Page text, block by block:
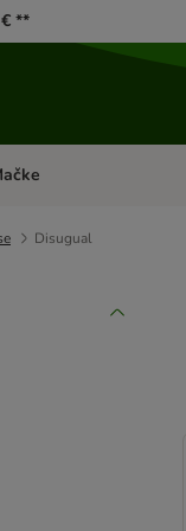
**
meni kategorij: Psi
Disugual